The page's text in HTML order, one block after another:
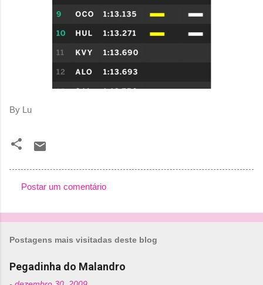
By Lu
o
n
t
Postar um comentário
Postagens mais visitadas deste blog
Pegadinha do Malandro